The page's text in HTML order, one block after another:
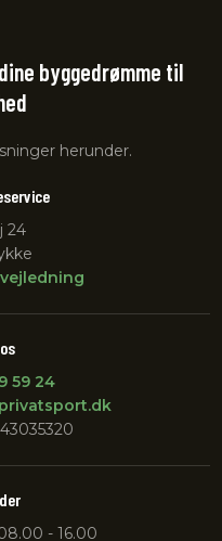
byggedrømme til
herunder.
24
59 24
- 16.00